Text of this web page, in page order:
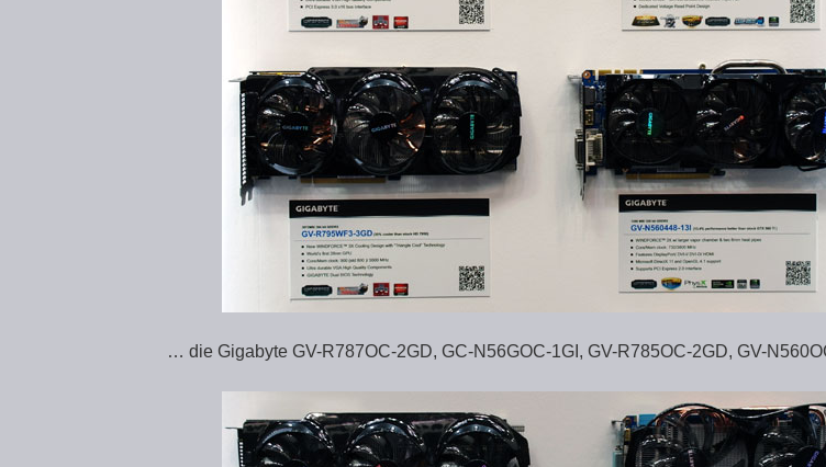
… die Gigabyte GV-R787OC-2GD, GC-N56GOC-1GI, GV-R785OC-2GD, GV-